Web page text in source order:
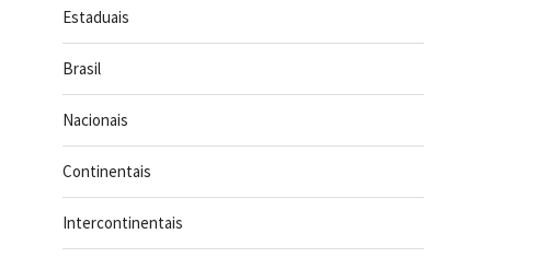
Estaduais
Brasil
Nacionais
Continentais
Intercontinentais